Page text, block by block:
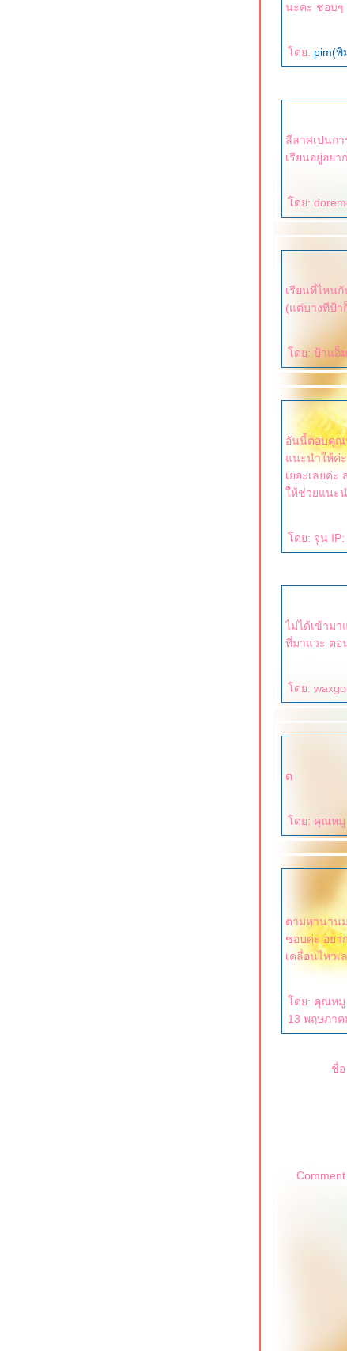
นะคะ ชอบๆ
ดย: pim(พิ
ลีลาศเปนก
เรียนอยู่อย
ดย:
เรียนที่ไหน
(แต่บางทีป้า
ดย: ป้าแอ็
อันนี้ตอบคุณ
นะนำให้ค่ะ ถ้าป้าจาไปแจมด้วยยิ่งดีใหญ่เลยเพราะที่นี่มีเพื่อน
เยอะเลยค่ะ สถานที่เรียนก็แถวมีนบุรีค่ะ ไม่ทราบว่าสะดวกรึเปล่า ไงถ้า
ห้ช่วยแนะน
ดย: จูน IP:
ไม่ได้เข้ามาแก้ไขนานแล้ว ขอ
ดย:
ต
ดย: คุณหมู
ตามหานานมากเลยค่ะ ยังเต้นไม่เป็น
ชอบค่ะ อยา
เคลื่อนไหวเ
ดย: คุณหมู ยังมีกิจกรรมลีลาศหรือเปล่า สนใจมาก แต่ยังเต้นไม่เป็นค่ะ IP: 180.180.88.15 วันที่:
13 พฤษภาค
ชื่อ
Comment